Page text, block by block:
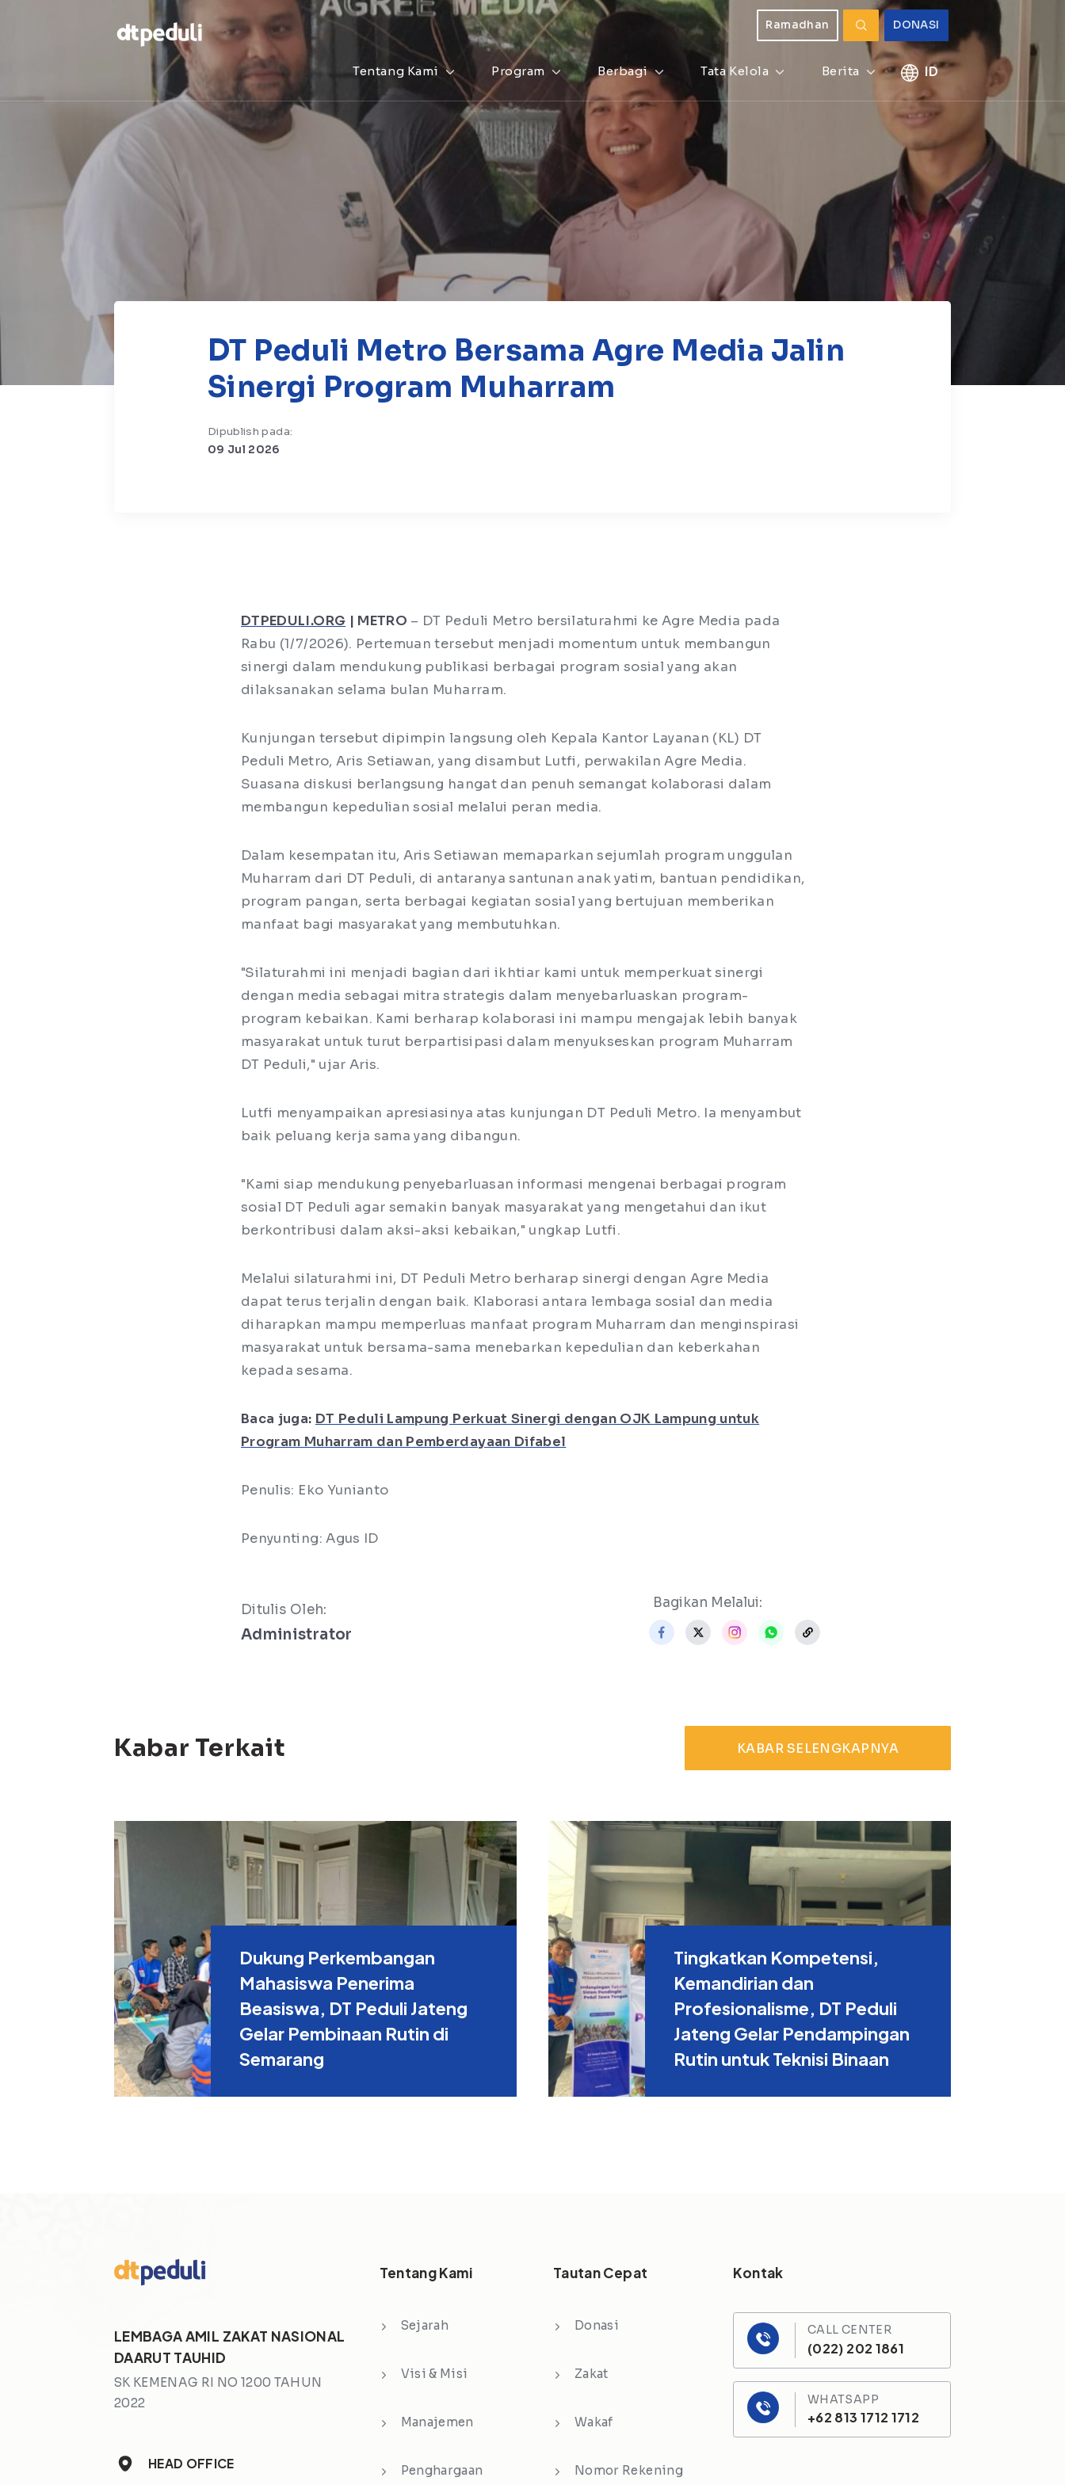
CARI
berbagai
DONASI
Ramadhan
Tentang Kami Program Berbagi Tata Kelola Berita ID
DT Peduli Metro Bersama Agre Media Jalin
Sinergi Program Muharram
Dipublish pada:
09 Jul 2026
DTPEDULI.ORG | METRO – DT Peduli Metro bersilaturahmi ke Agre Media pada
Rabu (1/7/2026). Pertemuan tersebut menjadi momentum untuk membangun
sinergi dalam mendukung publikasi berbagai program sosial yang akan
dilaksanakan selama bulan Muharram.
Kunjungan tersebut dipimpin langsung oleh Kepala Kantor Layanan (KL) DT
Peduli Metro, Aris Setiawan, yang disambut Lutfi, perwakilan Agre Media.
Suasana diskusi berlangsung hangat dan penuh semangat kolaborasi dalam
membangun kepedulian sosial melalui peran media.
Dalam kesempatan itu, Aris Setiawan memaparkan sejumlah program unggulan
Muharram dari DT Peduli, di antaranya santunan anak yatim, bantuan pendidikan,
program pangan, serta berbagai kegiatan sosial yang bertujuan memberikan
manfaat bagi masyarakat yang membutuhkan.
"Silaturahmi ini menjadi bagian dari ikhtiar kami untuk memperkuat sinergi
dengan media sebagai mitra strategis dalam menyebarluaskan program-
program kebaikan. Kami berharap kolaborasi ini mampu mengajak lebih banyak
masyarakat untuk turut berpartisipasi dalam menyukseskan program Muharram
DT Peduli," ujar Aris.
Lutfi menyampaikan apresiasinya atas kunjungan DT Peduli Metro. Ia menyambut
baik peluang kerja sama yang dibangun.
"Kami siap mendukung penyebarluasan informasi mengenai berbagai program
sosial DT Peduli agar semakin banyak masyarakat yang mengetahui dan ikut
berkontribusi dalam aksi-aksi kebaikan," ungkap Lutfi.
Melalui silaturahmi ini, DT Peduli Metro berharap sinergi dengan Agre Media
dapat terus terjalin dengan baik. Klaborasi antara lembaga sosial dan media
diharapkan mampu memperluas manfaat program Muharram dan menginspirasi
masyarakat untuk bersama-sama menebarkan kepedulian dan keberkahan
kepada sesama.
Baca juga: DT Peduli Lampung Perkuat Sinergi dengan OJK Lampung untuk
Program Muharram dan Pemberdayaan Difabel
Penulis: Eko Yunianto
Penyunting: Agus ID
Ditulis Oleh:
Administrator
Bagikan Melalui:
Kabar Terkait KABAR SELENGKAPNYA
Dukung Perkembangan
Mahasiswa Penerima
Beasiswa, DT Peduli Jateng
Gelar Pembinaan Rutin di
Semarang
Tingkatkan Kompetensi,
Kemandirian dan
Profesionalisme, DT Peduli
Jateng Gelar Pendampingan
Rutin untuk Teknisi Binaan
LEMBAGA AMIL ZAKAT NASIONAL
DAARUT TAUHID
SK KEMENAG RI NO 1200 TAHUN
2022
HEAD OFFICE
Tentang Kami
Sejarah
Visi & Misi
Manajemen
Penghargaan
Tautan Cepat
Donasi
Zakat
Wakaf
Nomor Rekening
Kontak
CALL CENTER
(022) 202 1861
WHATSAPP
+62 813 1712 1712